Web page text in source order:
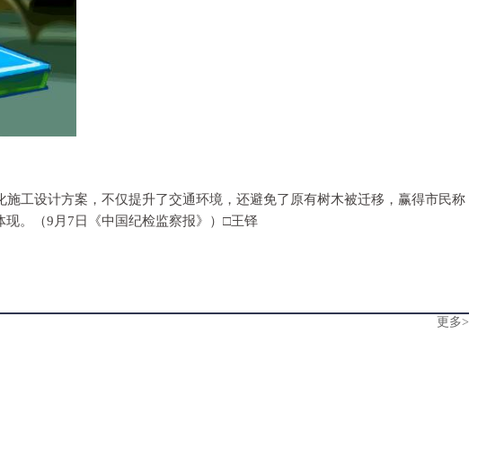
工设计方案，不仅提升了交通环境，还避免了原有树木被迁移，赢得市民称
。（9月7日《中国纪检监察报》）□王铎
更多>